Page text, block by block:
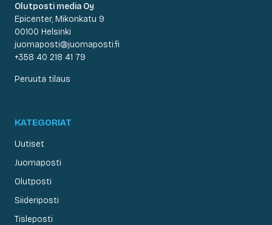
Olutposti media Oy
Epicenter, Mikonkatu 9
00100 Helsinki
juomaposti@juomaposti.fi
+358 40 218 41 79
Peruuta tilaus
KATEGORIAT
Uutiset
Juomaposti
Olutposti
Siideriposti
Tisleposti